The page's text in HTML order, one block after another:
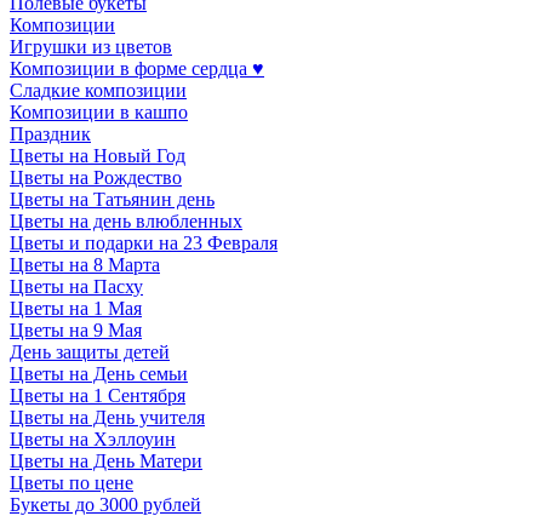
Композиции
Игрушки из цветов
Композиции в форме сердца ♥
Сладкие композиции
Композиции в кашпо
Праздник
Цветы на Новый Год
Цветы на Рождество
Цветы на Татьянин день
Цветы на день влюбленных
Цветы и подарки на 23 Февраля
Цветы на 8 Марта
Цветы на Пасху
Цветы на 1 Мая
Цветы на 9 Мая
День защиты детей
Цветы на День семьи
Цветы на 1 Сентября
Цветы на День учителя
Цветы на Хэллоуин
Цветы на День Матери
Цветы по цене
Букеты до 3000 рублей